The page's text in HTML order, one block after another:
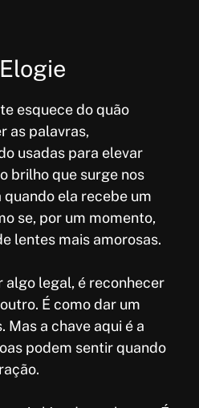
esquece do quão
as palavras,
usadas para elevar
brilho que surge nos
ela recebe um
se, por um momento,
lentes mais amorosas.
algo legal, é reconhecer
É como dar um
Mas a chave aqui é a
podem sentir quando